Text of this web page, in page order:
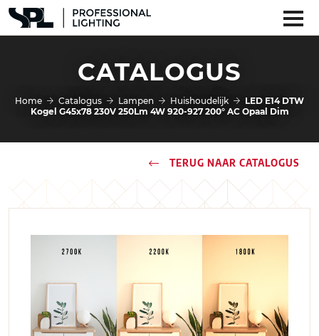
CATALOGUS
Home Catalogus Lampen Huishoudelijk
LED E14 DTW
Kogel G45x78 230V 250Lm 4W 920-927 200° AC Opaal Dim
TERUG NAAR CATALOGUS